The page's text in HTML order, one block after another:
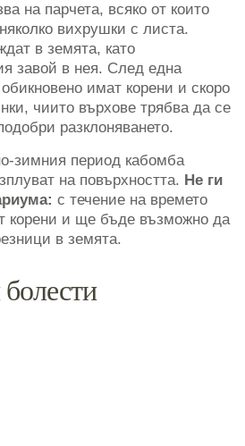
на парчета, всяко от които
вихрушки с листа.
в земята, като
завой в нея. След една
имат корени и скоро
чиито върхове трябва да се
разклоняването.
зимния период кабомба
на повърхността. Не ги
с течение на времето
корени и ще бъде възможно да
в земята.